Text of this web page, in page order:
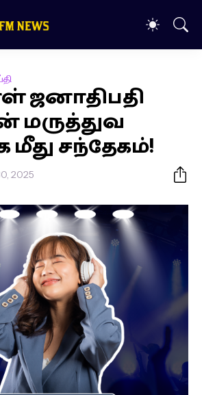
ஜனாதிபதி
மருத்துவ
சந்தேகம்!
2025